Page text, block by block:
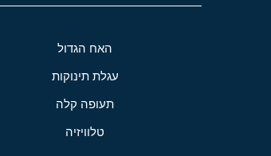
האח הגדול
עגלת תינוקות
תעופה קלה
טלוויזיה